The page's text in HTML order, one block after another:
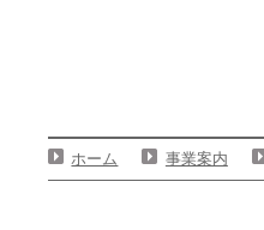
ホーム 事業案内